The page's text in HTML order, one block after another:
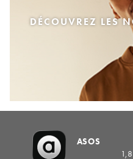
DÉCOUVREZ LES
ASOS